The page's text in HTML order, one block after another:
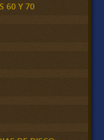
60 Y 70